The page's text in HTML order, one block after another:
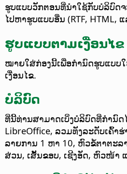
ຮູບແບບວັກຕອນທີ່ນຳໃຊ້ກັບບໍລິບົດ
ໄປຫາຮູບແບບອື່ນ (RTF, HTML,
ຮູບແບບຕາມເງື່ອນໄຂ
ໝາຍໃສ່ກ່ອງນີ້ເພື່ອກຳນົດຮູບແບບ
ເງື່ອນໄຂ.
ບໍລິບົດ
ທີ່ນີ້ທ່ານສາມາດເບິ່ງບໍລິບົດທີ່ກຳນົ
LibreOffice, ລວມທັງລະດັບເຄົ້າ
ລາຍການ 1 ຫາ 10, ຫົວຂໍ້ຕາຕະລ
ສ່ວນ, ເສັ້ນຂອບ, ເຊີງອັດ, ຫົວໜ້າ